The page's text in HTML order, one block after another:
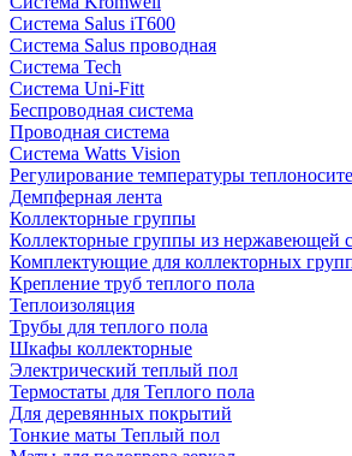
Система Salus iT600
Система Salus проводная
Система Tech
Система Uni-Fitt
Беспроводная система
Проводная система
Система Watts Vision
Регулирование температуры
Демпферная лента
Коллекторные группы
Коллекторные группы из нержавеющей
Комплектующие для коллекторных
Крепление труб теплого пола
Теплоизоляция
Трубы для теплого пола
Шкафы коллекторные
Электрический теплый пол
Термостаты для Теплого пола
Для деревянных покрытий
Тонкие маты Теплый пол